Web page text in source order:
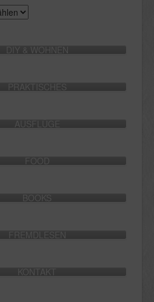
DIY & WOHNEN
PRAKTISCHES
AUSFLÜGE
FOOD
BOOKS
FREMDLESEN
KONTAKT